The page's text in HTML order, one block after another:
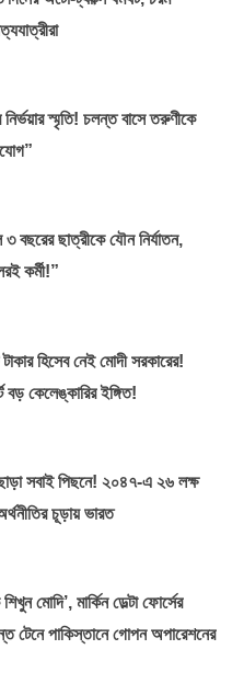
স্মৃতি! চলন্ত বাসে তরুণীকে
বছরের ছাত্রীকে যৌন নির্যাতন,
কর্মী!”
হিসেব নেই মোদী সরকারের!
বড় কেলেঙ্কারির ইঙ্গিত!
সবাই পিছনে! ২০৪৭-এ ২৬ লক্ষ
চূড়ায় ভারত
মোদি’, মার্কিন ডেল্টা ফোর্সের
টেনে পাকিস্তানে গোপন অপারেশনের